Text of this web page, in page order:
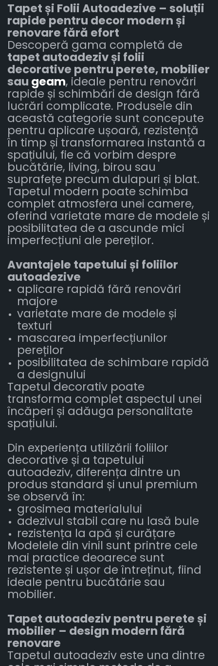
Tapet și Folii Autoadezive – soluții
rapide pentru decor modern și
renovare fără efort
Descoperă gama completă de
tapet autoadeziv și folii
decorative pentru perete, mobilier
sau geam, ideale pentru renovări
rapide și schimbări de design fără
lucrări complicate. Produsele din
această categorie sunt concepute
pentru aplicare ușoară, rezistență
în timp și transformarea instantă a
spațiului, fie că vorbim despre
bucătărie, living, birou sau
suprafețe precum dulapuri și blat.
Tapetul modern poate schimba
complet atmosfera unei camere,
oferind varietate mare de modele și
posibilitatea de a ascunde mici
imperfecțiuni ale pereților.
Avantajele tapetului și foliilor
autoadezive
aplicare rapidă fără renovări
majore
varietate mare de modele și
texturi
mascarea imperfecțiunilor
pereților
posibilitatea de schimbare rapidă
a designului
Tapetul decorativ poate
transforma complet aspectul unei
încăperi și adăuga personalitate
spațiului.
Din experiența utilizării foliilor
decorative și a tapetului
autoadeziv, diferența dintre un
produs standard și unul premium
se observă în:
grosimea materialului
adezivul stabil care nu lasă bule
rezistența la apă și curățare
Modelele din vinil sunt printre cele
mai practice deoarece sunt
rezistente și ușor de întreținut, fiind
ideale pentru bucătărie sau
mobilier.
Tapet autoadeziv pentru perete și
mobilier – design modern fără
renovare
Tapetul autoadeziv este una dintre